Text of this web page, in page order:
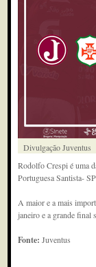
Divulgação Juventus
Rodolfo Crespi é uma
Portuguesa Santista-
A maior e a mais
janeiro e a grande final
Fonte:Juventus